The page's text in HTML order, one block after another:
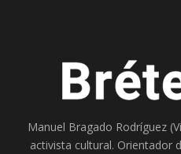
Manuel Bragado Rodríguez
activista cultural. Orientador